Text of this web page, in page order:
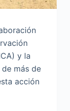
y la
más de
acción